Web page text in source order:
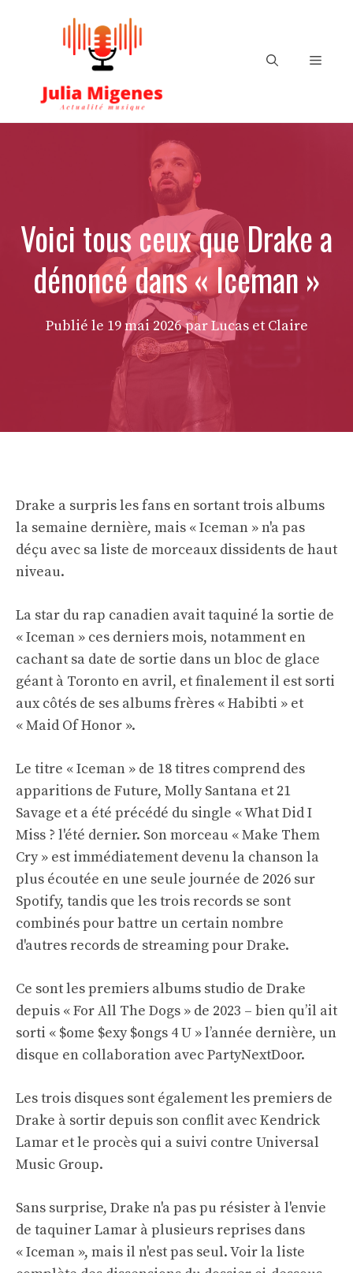
Menu
Voici tous ceux que Drake a
dénoncé dans « Iceman »
Publié le 19 mai 2026 par Lucas et Claire
Drake a surpris les fans en sortant trois albums
la semaine dernière, mais « Iceman » n'a pas
déçu avec sa liste de morceaux dissidents de haut
niveau.
La star du rap canadien avait taquiné la sortie de
« Iceman » ces derniers mois, notamment en
cachant sa date de sortie dans un bloc de glace
géant à Toronto en avril, et finalement il est sorti
aux côtés de ses albums frères « Habibti » et
« Maid Of Honor ».
Le titre « Iceman » de 18 titres comprend des
apparitions de Future, Molly Santana et 21
Savage et a été précédé du single « What Did I
Miss ? l'été dernier. Son morceau « Make Them
Cry » est immédiatement devenu la chanson la
plus écoutée en une seule journée de 2026 sur
Spotify, tandis que les trois records se sont
combinés pour battre un certain nombre
d'autres records de streaming pour Drake.
Ce sont les premiers albums studio de Drake
depuis « For All The Dogs » de 2023 – bien qu’il ait
sorti « $ome $exy $ongs 4 U » l’année dernière, un
disque en collaboration avec PartyNextDoor.
Les trois disques sont également les premiers de
Drake à sortir depuis son conflit avec Kendrick
Lamar et le procès qui a suivi contre Universal
Music Group.
Sans surprise, Drake n'a pas pu résister à l'envie
de taquiner Lamar à plusieurs reprises dans
« Iceman », mais il n'est pas seul. Voir la liste